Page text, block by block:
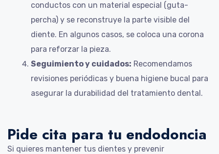
conductos con un material especial (guta-
percha) y se reconstruye la parte visible del
diente. En algunos casos, se coloca una corona
para reforzar la pieza.
Seguimiento y cuidados: Recomendamos
revisiones periódicas y buena higiene bucal para
asegurar la durabilidad del tratamiento dental.
Pide cita para tu endodoncia
Si quieres mantener tus dientes y prevenir